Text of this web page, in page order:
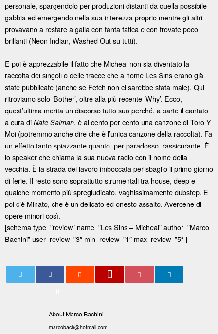
personale, spargendolo per produzioni distanti da quella possibile
gabbia ed emergendo nella sua interezza proprio mentre gli altri
provavano a restare a galla con tanta fatica e con trovate poco
brillanti (Neon Indian, Washed Out su tutti).
E poi è apprezzabile il fatto che Micheal non sia diventato la
raccolta dei singoli o delle tracce che a nome Les Sins erano già
state pubblicate (anche se Fetch non ci sarebbe stata male). Qui
ritroviamo solo ‘Bother’, oltre alla più recente ‘Why’. Ecco,
quest’ultima merita un discorso tutto suo perché, a parte il cantato
a cura di Nate Salman, è al cento per cento una canzone di Toro Y
Moi (potremmo anche dire che è l’unica canzone della raccolta). Fa
un effetto tanto spiazzante quanto, per paradosso, rassicurante. È
lo speaker che chiama la sua nuova radio con il nome della
vecchia. È la strada del lavoro imboccata per sbaglio il primo giorno
di ferie. Il resto sono soprattutto strumentali tra house, deep e
qualche momento più spregiudicato, vaghissimamente dubstep. E
poi c’è Minato, che è un delicato ed onesto assalto. Avercene di
opere minori così.
[schema type=”review” name=”Les Sins – Micheal” author=”Marco
Bachini” user_review=”3″ min_review=”1″ max_review=”5″ ]
About Marco Bachini
marcobach@hotmail.com